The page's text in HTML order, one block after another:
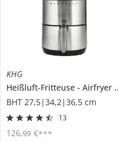
KHG
Heißluft-Fritteuse
Airfryer
BHT 27,5|34,2|36,5 cm
13
126,99 €***